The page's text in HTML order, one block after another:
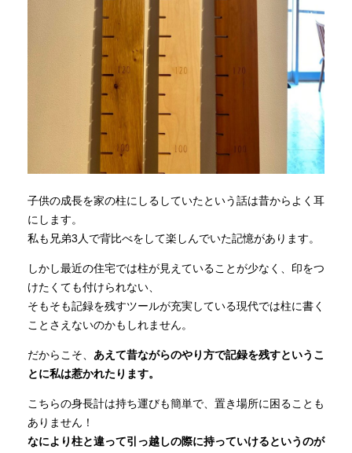
子供の成長を家の柱にしるしていたという話は昔からよく耳
にします。
私も兄弟3人で背比べをして楽しんでいた記憶があります。
しかし最近の住宅では柱が見えていることが少なく、印をつ
けたくても付けられない、
そもそも記録を残すツールが充実している現代では柱に書く
ことさえないのかもしれません。
だからこそ、 あえて昔ながらのやり方で記録を残すというこ
とに私は惹かれたります。
こちらの身長計は持ち運びも簡単で、置き場所に困ることも
ありません！
なにより柱と違って引っ越しの際に持っていけるというのが